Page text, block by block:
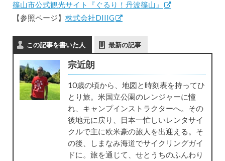
篠山市公式観光サイト『ぐるり！丹波篠山』
【参照ページ】 株式会社DIIIG
この記事を書いた人 最新の記事
宗近朗
10歳の頃から、地図と時刻表を持ってひ
とり旅。米国立公園のレンジャーに憧
れ、キャンプインストラクターへ。その
後地元に戻り、日本一忙しいレンタサイ
クルで主に欧米豪の旅人を出迎える。そ
の後、しまなみ海道でサイクリングガイ
ドに。旅を通じて、せとうちのふんわり